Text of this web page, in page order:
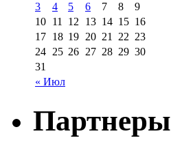
« Июл
3
4 5 6 7 8
9
10 11 12 13 14 15 16
17 18 19 20 21 22 23
24 25 26 27 28 29 30
31
Партнеры